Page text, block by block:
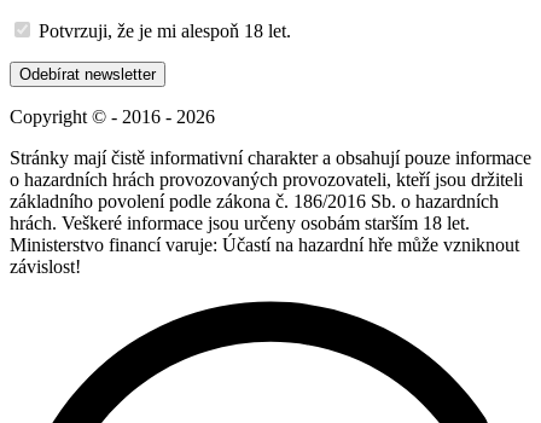
Potvrzuji, že je mi alespoň 18 let.
Odebírat newsletter
Copyright © - 2016 - 2026
Stránky mají čistě informativní charakter a obsahují pouze informace
o hazardních hrách provozovaných provozovateli, kteří jsou držiteli
základního povolení podle zákona č. 186/2016 Sb. o hazardních
hrách. Veškeré informace jsou určeny osobám starším 18 let.
Ministerstvo financí varuje: Účastí na hazardní hře může vzniknout
závislost!